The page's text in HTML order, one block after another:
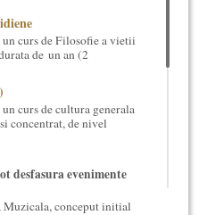
si administram proiecte
de finantare, marketing
concursuri, concerte si
tinem cursuri de
filosofica si de alte feluri.
cei care il administreaza si
de mai jos.
curs de Filosofie a vietii
de un an (2
curs de cultura generala
concentrat, de nivel
desfasura evenimente
Muzicala, conceput initial